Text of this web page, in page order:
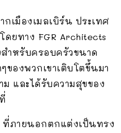
เมืองเมลเบิร์น ประเทศ
ยทาง FGR Architects
ำหรับครอบครัวขนาด
องพวกเขาเติบโตขึ้นมา
และได้รับความสุขของ
ภายนอกตกแต่งเป็นทรง